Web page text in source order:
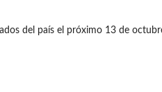
del país el próximo 13 de